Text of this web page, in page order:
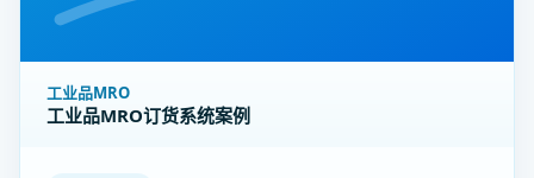
工业品MRO
工业品MRO订货系统案例